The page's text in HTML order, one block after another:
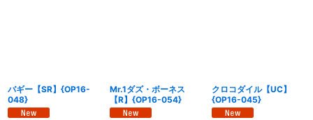
バギー【SR】{OP16-
048}
Mr.1ダズ・ボーネス
【R】{OP16-054}
クロコダイル【UC】
{OP16-045}